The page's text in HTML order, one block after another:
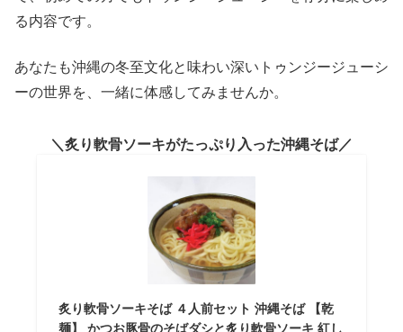
る内容です。
あなたも沖縄の冬至文化と味わい深いトゥンジージューシ
ーの世界を、一緒に体感してみませんか。
炙り軟骨ソーキがたっぷり入った沖縄そば
炙り軟骨ソーキそば ４人前セット 沖縄そば 【乾
麺】 かつお豚骨のそばダシと炙り軟骨ソーキ 紅し